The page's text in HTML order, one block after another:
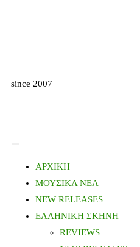
since 2007
ΑΡΧΙΚΗ
ΜΟΥΣΙΚΑ ΝΕΑ
NEW RELEASES
ΕΛΛΗΝΙΚΗ ΣΚΗΝΗ
REVIEWS